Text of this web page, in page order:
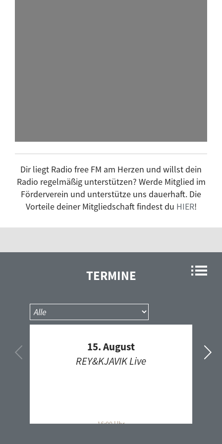
Radio Wecker
radio.mikrowelle
RéMarks BeatBrunch
rhythm shuffle
Rock'n'Roll Flashback
Russkij Express
SKAramba!
Soul Rotation
Soundscapes
step up
Talks for future
Dir liegt Radio free FM am Herzen und willst dein
Radio regelmäßig unterstützen? Werde Mitglied im
Förderverein und unterstütze uns dauerhaft. Die
Vorteile deiner Mitgliedschaft findest du HIER!
TERMINE
15. August
REY&KJAVIK Live
16:00 Uhr